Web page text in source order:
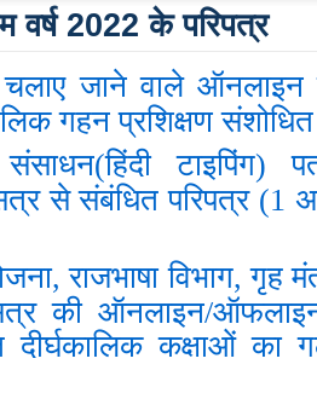
वर्ष 2022 के परिपत्र
जाने वाले ऑनलाइन
गहन प्रशिक्षण संशोधित
टाइपिंग)
से संबंधित परिपत्र (1
राजभाषा विभाग,
की ऑनलाइन/ऑफलाइन
दीर्घकालिक कक्षाओं